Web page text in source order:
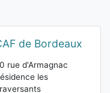
de Bordeaux
rue d'Armagnac
les